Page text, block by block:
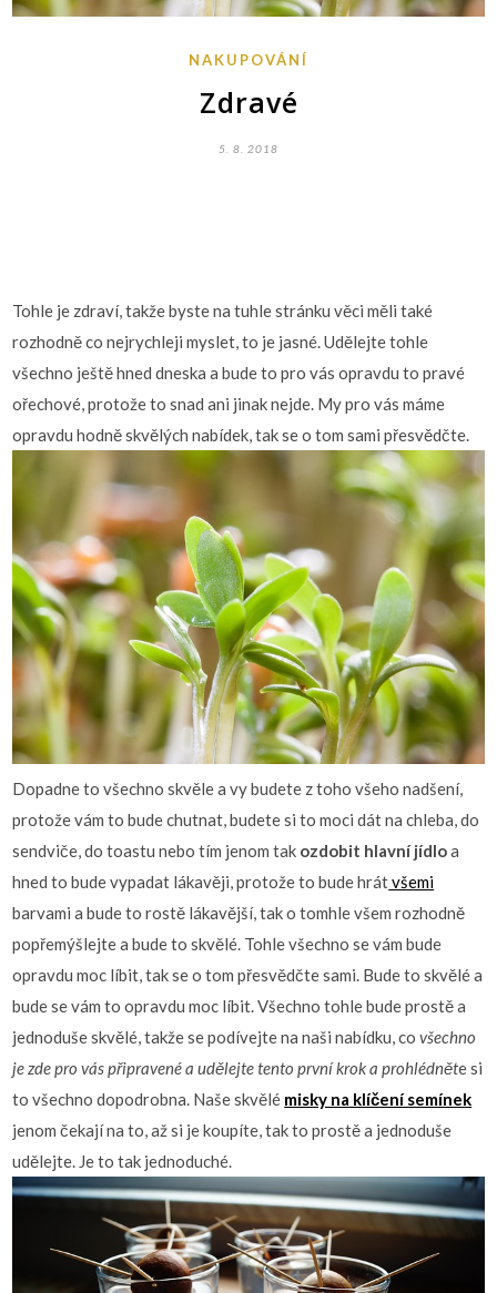
NAKUPOVÁNÍ
Zdravé
5. 8. 2018
Tohle je zdraví, takže byste na tuhle stránku věci měli také
rozhodně co nejrychleji myslet, to je jasné. Udělejte tohle
všechno ještě hned dneska a bude to pro vás opravdu to pravé
ořechové, protože to snad ani jinak nejde. My pro vás máme
opravdu hodně skvělých nabídek, tak se o tom sami přesvědčte.
Dopadne to všechno skvěle a vy budete z toho všeho nadšení,
protože vám to bude chutnat, budete si to moci dát na chleba, do
sendviče, do toastu nebo tím jenom tak ozdobit hlavní jídloa
hned to bude vypadat lákavěji, protože to bude hrátvšemi
barvami a bude to rostě lákavější, tak o tomhle všem rozhodně
popřemýšlejte a bude to skvělé. Tohle všechno se vám bude
opravdu moc líbit, tak se o tom přesvědčte sami. Bude to skvělé a
bude se vám to opravdu moc líbit. Všechno tohle bude prostě a
jednoduše skvělé, takže se podívejte na naši nabídku, covšechno
je zde pro vás připravené a udělejte tento první krok a prohlédněte si
to všechno dopodrobna. Naše skvělé misky na klíčení semínek
jenom čekají na to, až si je koupíte, tak to prostě a jednoduše
udělejte. Je to tak jednoduché.